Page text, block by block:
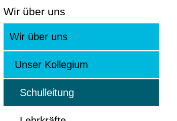
Wir über uns
Wir über uns
Unser Kollegium
Schulleitung